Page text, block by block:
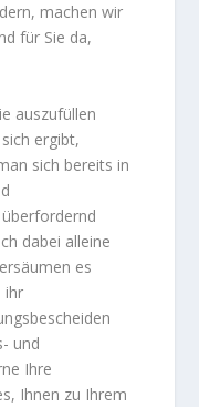
machen wir
für Sie da,
auszufüllen
ergibt,
sich bereits in
dabei alleine
es
ihr
und
Ihre
Ihnen zu Ihrem